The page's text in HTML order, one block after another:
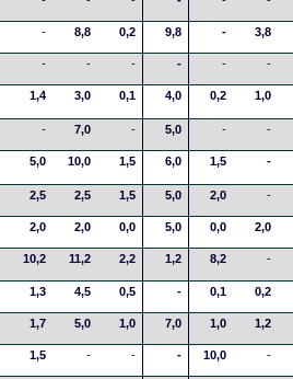
- 8,8 0,2 9,8 - 3,8
- - - - - -
1,4 3,0 0,1 4,0 0,2 1,0
- 7,0 - 5,0 - -
5,0 10,0 1,5 6,0 1,5 -
2,5 2,5 1,5 5,0 2,0 -
2,0 2,0 0,0 5,0 0,0 2,0
10,2 11,2 2,2 1,2 8,2 -
1,3 4,5 0,5 - 0,1 0,2
1,7 5,0 1,0 7,0 1,0 1,2
1,5 - - - 10,0 -